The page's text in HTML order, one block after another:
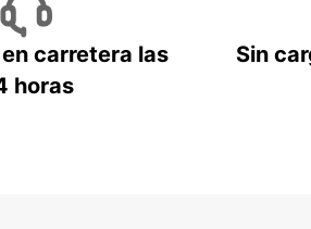
carretera las
horas
Sin